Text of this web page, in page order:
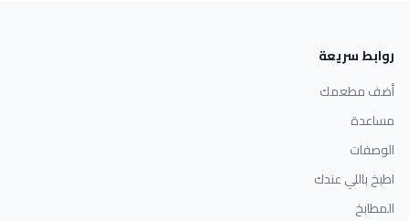
روابط سريعة
أضف مطعمك
مساعدة
الوصفات
اطبخ باللي عندك
المطابخ